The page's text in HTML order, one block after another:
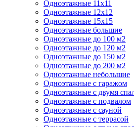
Одноэтажные 11х11
Одноэтажные 12х12
Одноэтажные 15х15
Одноэтажные большие
Одноэтажные до 100 м2
Одноэтажные до 120 м2
Одноэтажные до 150 м2
Одноэтажные до 200 м2
Одноэтажные небольшие
Одноэтажные с гаражом
Одноэтажные с двумя
Одноэтажные с подвалом
Одноэтажные с сауной
Одноэтажные с террасой